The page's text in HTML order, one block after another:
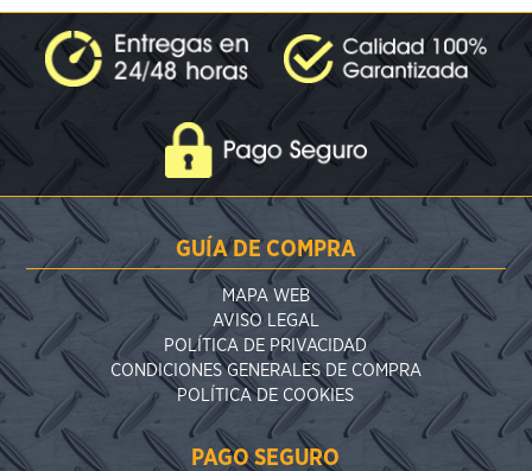
GUÍA DE COMPRA
MAPA WEB
AVISO LEGAL
POLÍTICA DE PRIVACIDAD
CONDICIONES GENERALES DE COMPRA
POLÍTICA DE COOKIES
PAGO SEGURO